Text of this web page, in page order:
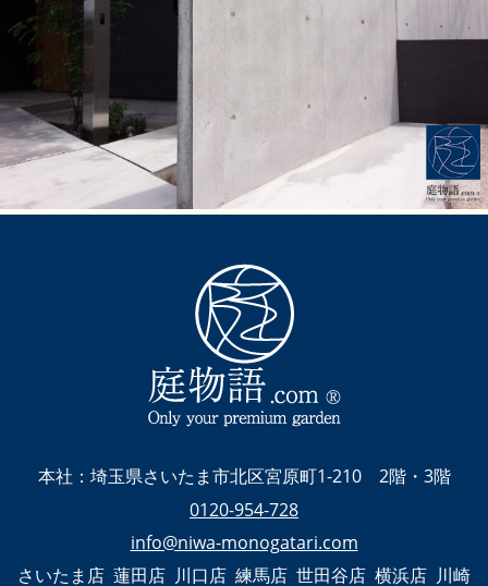
本社：埼玉県さいたま市北区宮原町1-210 2階・3階
0120-954-728
info@niwa-monogatari.com
さいたま店 蓮田店 川口店 練馬店 世田谷店 横浜店 川崎